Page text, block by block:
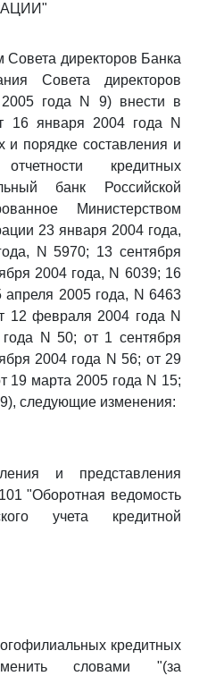
Совета директоров Банка
Совета директоров
года N 9) внести в
16 января 2004 года N
порядке составления и
кредитных
банк Российской
Министерством
23 января 2004 года,
N 5970; 13 сентября
2004 года, N 6039; 16
2005 года, N 6463
12 февраля 2004 года N
N 50; от 1 сентября
2004 года N 56; от 29
19 марта 2005 года N 15;
следующие изменения:
и представления
"Оборотная ведомость
учета кредитной
кредитных
словами "(за